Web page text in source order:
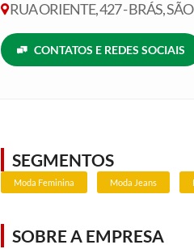
RUA ORIENTE, 427 - BRÁS,
CONTATOS E REDES SOCIAIS
SEGMENTOS
Moda Feminina Moda Jeans
SOBRE A EMPRESA